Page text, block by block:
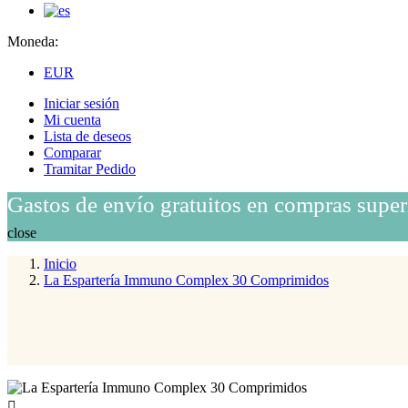
Moneda:
EUR
Iniciar sesión
Mi cuenta
Lista de deseos
Comparar
Tramitar Pedido
Gastos de envío gratuitos en compras
close
Inicio
La Espartería Immuno Complex 30 Comprimidos